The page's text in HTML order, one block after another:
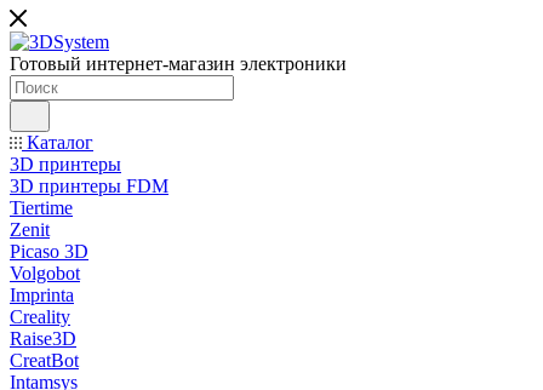
Готовый интернет-магазин электроники
Каталог
3D принтеры
3D принтеры FDM
Tiertime
Zenit
Picaso 3D
Volgobot
Imprinta
Creality
Raise3D
CreatBot
Intamsys